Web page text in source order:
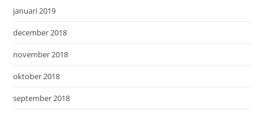
januari 2019
december 2018
november 2018
oktober 2018
september 2018